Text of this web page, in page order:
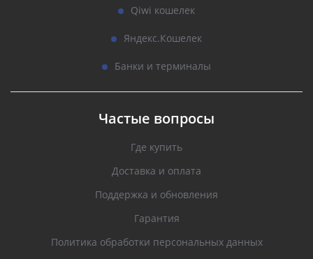
Qiwi кошелек
Яндекс.Кошелек
Банки и терминалы
Частые вопросы
Где купить
Доставка и оплата
Поддержка и обновления
Гарантия
Политика обработки персональных данных